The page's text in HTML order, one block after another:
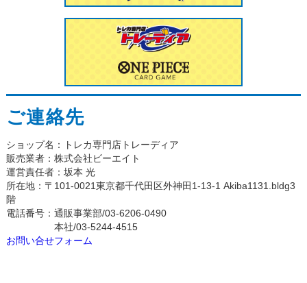
ご連絡先
ショップ名：トレカ専門店トレーディア
販売業者：株式会社ビーエイト
運営責任者：坂本 光
所在地：〒101-0021東京都千代田区外神田1-13-1 Akiba1131.bldg3
階
電話番号：通販事業部/03-6206-0490
本社/03-5244-4515
お問い合せフォーム